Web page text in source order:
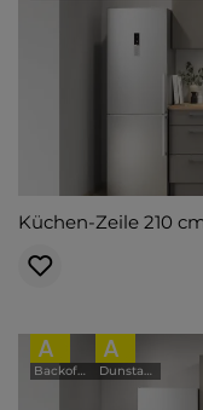
Küchen-Zeile 210
A
Backofen
A
Dunstabzugshaube